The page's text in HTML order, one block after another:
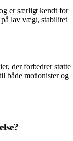
er særligt kendt for
lav vægt, stabilitet
der forbedrer støtte
både motionister og